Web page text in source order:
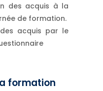
des acquis à la
de formation.
acquis par le
formation